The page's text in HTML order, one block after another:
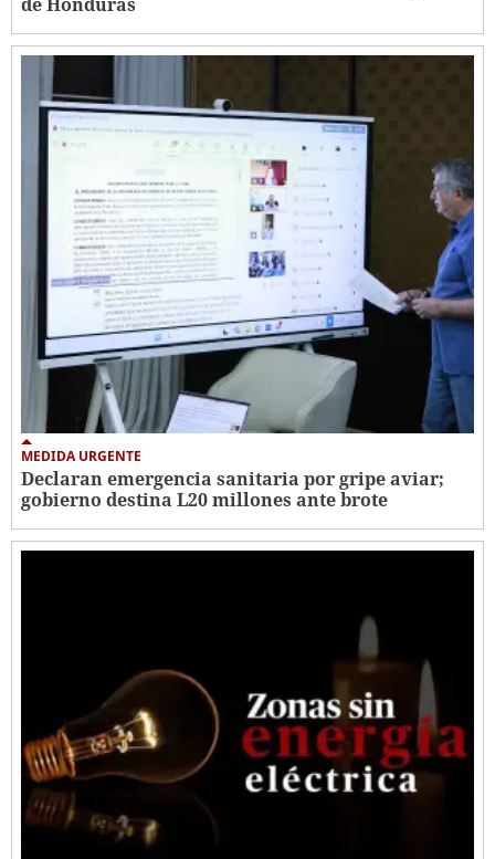
MEDIDA URGENTE
Declaran emergencia sanitaria por gripe aviar;
gobierno destina L20 millones ante brote